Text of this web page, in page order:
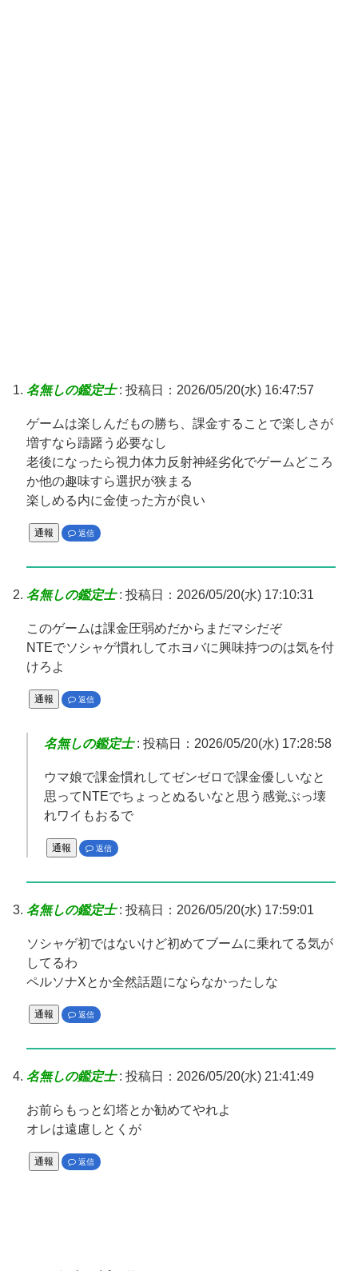
名無しの鑑定士: 投稿日：2026/05/20(水) 16:47:57
ゲームは楽しんだもの勝ち、課金することで楽しさが
増すなら躊躇う必要なし
老後になったら視力体力反射神経劣化でゲームどころ
か他の趣味すら選択が狭まる
楽しめる内に金使った方が良い
通報 返信
名無しの鑑定士: 投稿日：2026/05/20(水) 17:10:31
このゲームは課金圧弱めだからまだマシだぞ
NTEでソシャゲ慣れしてホヨバに興味持つのは気を付
けろよ
通報 返信
名無しの鑑定士: 投稿日：2026/05/20(水) 17:28:58
ウマ娘で課金慣れしてゼンゼロで課金優しいなと
思ってNTEでちょっとぬるいなと思う感覚ぶっ壊
れワイもおるで
通報 返信
名無しの鑑定士: 投稿日：2026/05/20(水) 17:59:01
ソシャゲ初ではないけど初めてブームに乗れてる気が
してるわ
ペルソナXとか全然話題にならなかったしな
通報 返信
名無しの鑑定士: 投稿日：2026/05/20(水) 21:41:49
お前らもっと幻塔とか勧めてやれよ
オレは遠慮しとくが
通報 返信